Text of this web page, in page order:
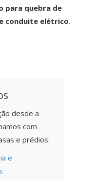
para quebra de
conduite elétrico.
desde a
com
e prédios.
e